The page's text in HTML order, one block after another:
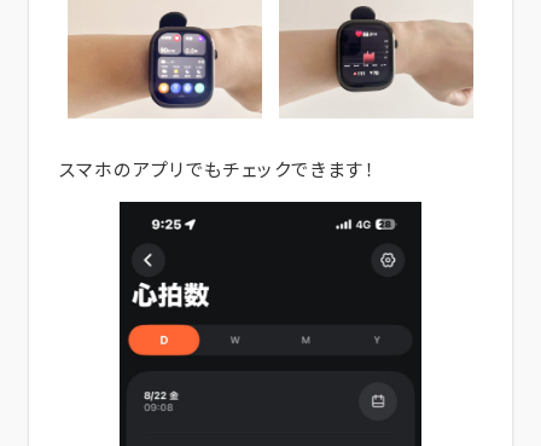
スマホのアプリでもチェックできます！